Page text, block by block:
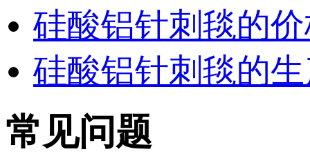
硅酸铝针刺毯的
硅酸铝针刺毯的
常见问题